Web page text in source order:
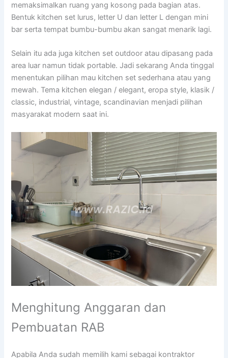
memaksimalkan ruang yang kosong pada bagian atas.
Bentuk kitchen set lurus, letter U dan letter L dengan mini
bar serta tempat bumbu-bumbu akan sangat menarik lagi.
Selain itu ada juga kitchen set outdoor atau dipasang pada
area luar namun tidak portable. Jadi sekarang Anda tinggal
menentukan pilihan mau kitchen set sederhana atau yang
mewah. Tema kitchen elegan / elegant, eropa style, klasik /
classic, industrial, vintage, scandinavian menjadi pilihan
masyarakat modern saat ini.
Menghitung Anggaran dan
Pembuatan RAB
Apabila Anda sudah memilih kami sebagai kontraktor